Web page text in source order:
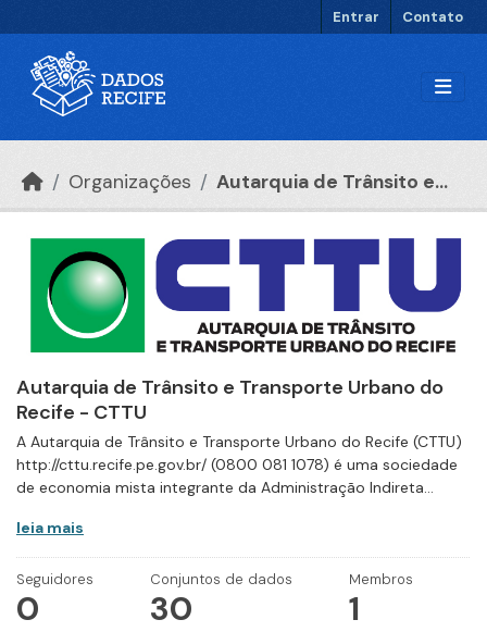
Entrar Contato
Organizações Autarquia de Trânsito e...
Autarquia de Trânsito e Transporte Urbano do
Recife - CTTU
A Autarquia de Trânsito e Transporte Urbano do Recife (CTTU)
http://cttu.recife.pe.gov.br/ (0800 081 1078) é uma sociedade
de economia mista integrante da Administração Indireta...
leia mais
Seguidores
0
Conjuntos de dados
30
Membros
1